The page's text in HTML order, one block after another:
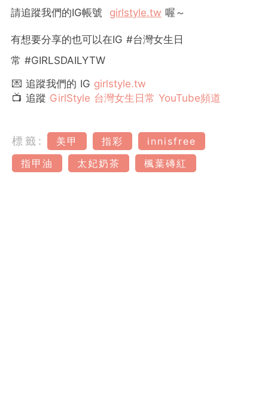
請追蹤我們的IG帳號 girlstyle.tw 喔～
有想要分享的也可以在IG #台灣女生日
常 #GIRLSDAILYTW
💌 追蹤我們的 IG girlstyle.tw
📺 追蹤 GirlStyle 台灣女生日常 YouTube頻道
標籤: 美甲 指彩
innisfree
指甲油
太妃奶茶 楓葉磚紅